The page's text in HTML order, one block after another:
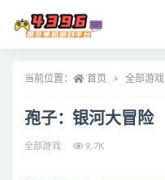
当前位置： 首页 全部游戏
孢子：银河大冒险
全部游戏 9.7K